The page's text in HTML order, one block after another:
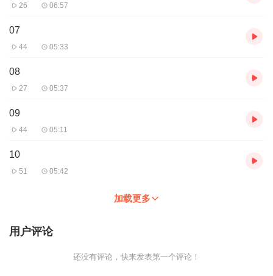
26 06:57
07
44 05:33
08
27 05:37
09
44 05:11
10
51 05:42
加载更多
用户评论
还没有评论，快来发表第一个评论！